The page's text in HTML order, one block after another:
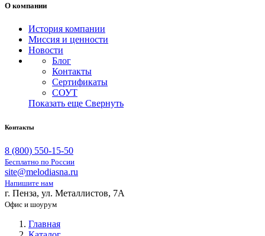
О компании
История компании
Миссия и ценности
Новости
Блог
Контакты
Сертификаты
СОУТ
Показать еще Свернуть
Контакты
8 (800) 550-15-50
Бесплатно по России
site@melodiasna.ru
Напишите нам
г. Пенза, ул. Металлистов, 7А
Офис и шоурум
Главная